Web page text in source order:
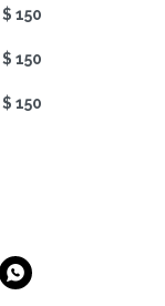
$ 150
$ 150
$ 150
